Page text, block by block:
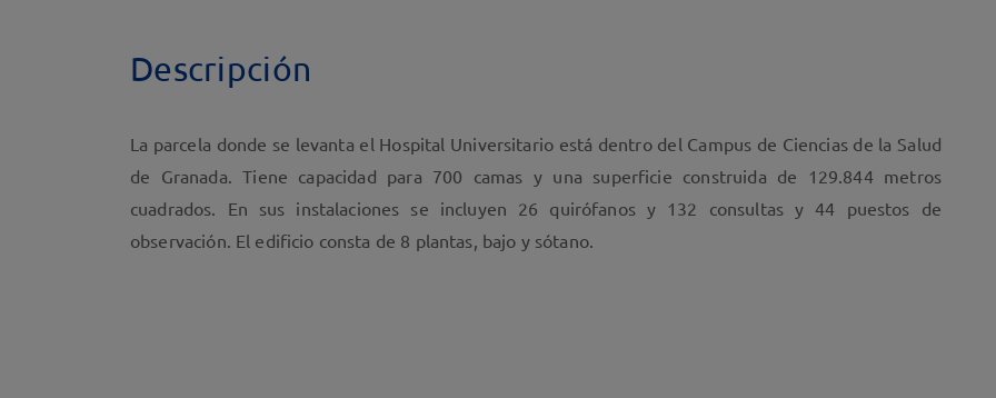
Descripción
La parcela donde se levanta el Hospital Universitario está dentro del Campus de Ciencias de la Salud
de Granada. Tiene capacidad para 700 camas y una superficie construida de 129.844 metros
cuadrados. En sus instalaciones se incluyen 26 quirófanos y 132 consultas y 44 puestos de
observación. El edificio consta de 8 plantas, bajo y sótano.